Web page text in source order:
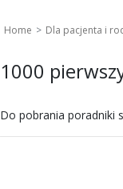
Home Dla pacjenta i
1000
Do pobrania poradniki